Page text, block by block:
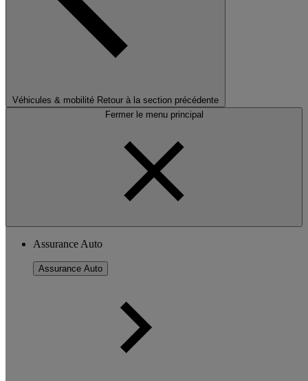
Véhicules & mobilité Retour à la section précédente
Fermer le menu principal
Assurance Auto
Assurance Auto